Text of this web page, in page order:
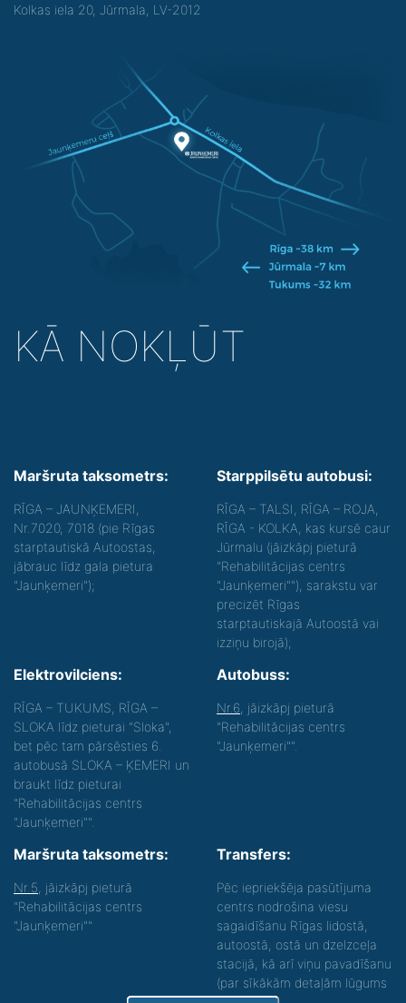
Kolkas iela 20, Jūrmala, LV-2012
KĀ NOKĻŪT
Maršruta taksometrs:
RĪGA – JAUNĶEMERI,
Nr.7020, 7018 (pie Rīgas
starptautiskā Autoostas,
jābrauc līdz gala pietura
"Jaunķemeri");
Starppilsētu autobusi:
RĪGA – TALSI, RĪGA – ROJA,
RĪGA - KOLKA, kas kursē caur
Jūrmalu (jāizkāpj pieturā
"Rehabilitācijas centrs
"Jaunķemeri""), sarakstu var
precizēt Rīgas
starptautiskajā Autoostā vai
izziņu birojā);
Elektrovilciens:
RĪGA – TUKUMS, RĪGA –
SLOKA līdz pieturai "Sloka",
bet pēc tam pārsēsties 6.
autobusā SLOKA – ĶEMERI un
braukt līdz pieturai
"Rehabilitācijas centrs
"Jaunķemeri"".
Autobuss:
Nr.6 , jāizkāpj pieturā
"Rehabilitācijas centrs
"Jaunķemeri"".
Maršruta taksometrs:
Nr.5 , jāizkāpj pieturā
"Rehabilitācijas centrs
"Jaunķemeri""
Transfers:
Pēc iepriekšēja pasūtījuma
centrs nodrošina viesu
sagaidīšanu Rīgas lidostā,
autoostā, ostā un dzelzceļa
stacijā, kā arī viņu pavadīšanu
(par sīkākām detaļām lūgums